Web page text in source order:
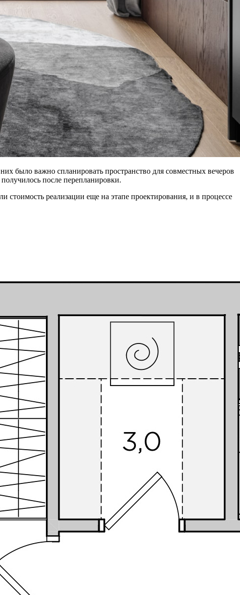
было важно спланировать пространство для совместных вечеров
после перепланировки.
реализации еще на этапе проектирования, и в процессе